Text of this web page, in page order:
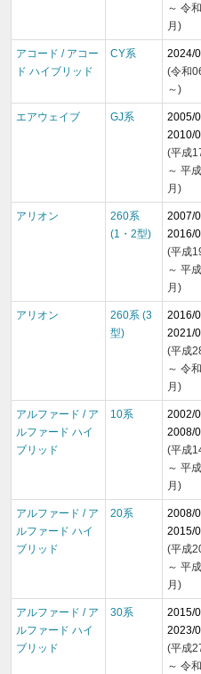
～ 令
月)
アコード / アコー
ド ハイブリッド
CY系
2024/
(令和
～)
エアウェイブ GJ系
2005/
2010/
(平成
～ 平
月)
アリオン
260系
(1・2型)
2007/
2016/
(平成
～ 平
月)
アリオン
260系 (3
型)
2016/
2021/
(平成
～ 令
月)
アルファード / ア
ルファード ハイ
ブリッド
10系
2002/
2008/
(平成
～ 平
月)
アルファード / ア
ルファード ハイ
ブリッド
20系
2008/
2015/
(平成
～ 平
月)
アルファード / ア
ルファード ハイ
ブリッド
30系
2015/
2023/
(平成
～ 令